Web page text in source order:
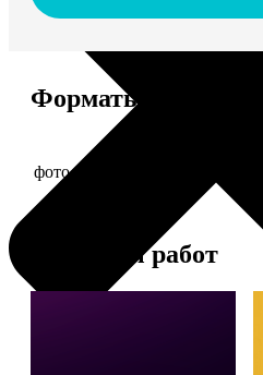
Форматы и цены
фото 15х15 в деревянной рамке
Примеры работ